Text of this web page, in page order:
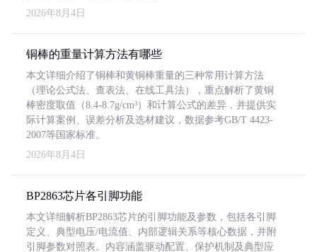
2026年8月4日
铜棒的重量计算方法有哪些
本文详细介绍了铜棒和黄铜棒重量的三种常用计算方法
（理论公式法、查表法、在线工具法），重点解析了黄铜
棒密度取值（8.4-8.7g/cm³）和计算公式的差异，并提供实
际计算案例、误差分析及选材建议，数据参考GB/T 4423-
2007等国家标准。
2026年8月4日
BP2863芯片各引脚功能
本文详细解析BP2863芯片的引脚功能及参数，包括各引脚
定义、典型电压/电流值、内部逻辑关系等核心数据，并附
引脚参数对照表。内容涵盖驱动配置、保护机制及典型应